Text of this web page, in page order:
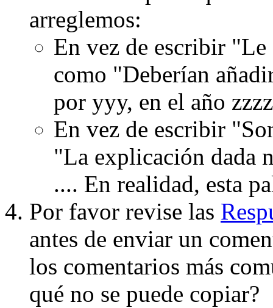
arreglemos:
En vez de escribir
como "Deberían
por yyy, en el año
En vez de escribir
"La explicación dada
.... En realidad, esta
Por favor revise las
antes de enviar un
los comentarios más
qué no se puede copiar?